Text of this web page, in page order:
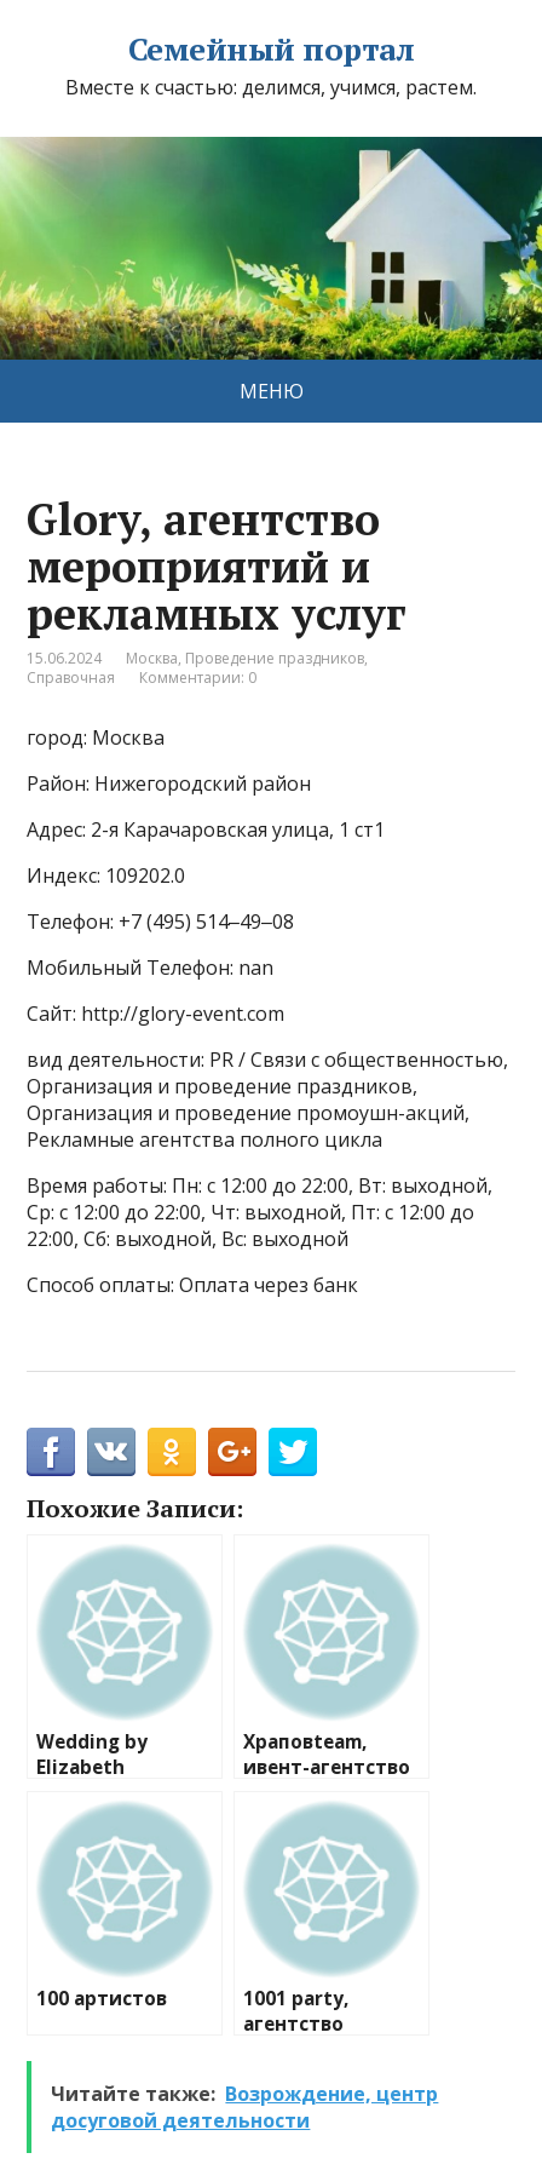
Семейный портал
Вместе к счастью: делимся, учимся, растем.
МЕНЮ
Glory, агентство
мероприятий и
рекламных услуг
15.06.2024 Москва, Проведение праздников,
Справочная
Комментарии: 0
город: Москва
Район: Нижегородский район
Адрес: 2-я Карачаровская улица, 1 ст1
Индекс: 109202.0
Телефон: +7 (495) 514‒49‒08
Мобильный Телефон: nan
Сайт: http://glory-event.com
вид деятельности: PR / Связи с общественностью,
Организация и проведение праздников,
Организация и проведение промоушн-акций,
Рекламные агентства полного цикла
Время работы: Пн: с 12:00 до 22:00, Вт: выходной,
Ср: с 12:00 до 22:00, Чт: выходной, Пт: с 12:00 до
22:00, Сб: выходной, Вс: выходной
Способ оплаты: Оплата через банк
Похожие Записи:
Wedding by
Elizabeth
Храповteam,
ивент-агентство
100 артистов
1001 party,
агентство
Читайте также: Возрождение, центр
досуговой деятельности